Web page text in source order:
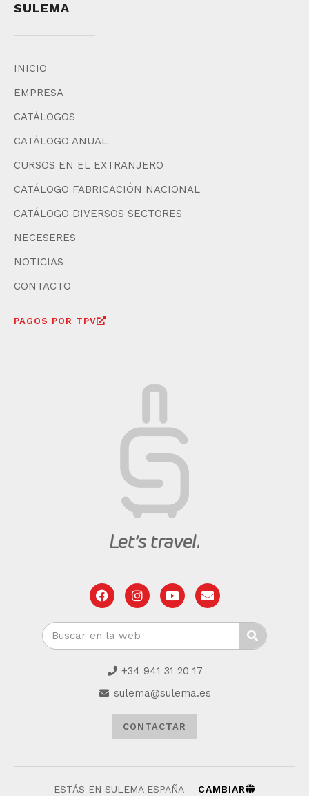
SULEMA
INICIO
EMPRESA
CATÁLOGOS
CATÁLOGO ANUAL
CURSOS EN EL EXTRANJERO
CATÁLOGO FABRICACIÓN NACIONAL
CATÁLOGO DIVERSOS SECTORES
NECESERES
NOTICIAS
CONTACTO
PAGOS POR TPV
+34 941 31 20 17
sulema@sulema.es
CONTACTAR
ESTÁS EN SULEMA ESPAÑA CAMBIAR